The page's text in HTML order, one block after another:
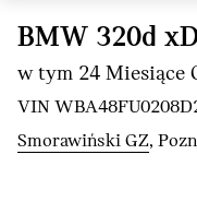
BMW 320d
w tym 24 Miesiące
VIN
Smorawiński GZ,